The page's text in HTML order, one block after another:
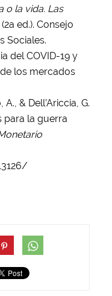
o la vida. Las
ed.). Consejo
Sociales.
del COVID-19 y
los mercados
& Dell’Ariccia, G.
para la guerra